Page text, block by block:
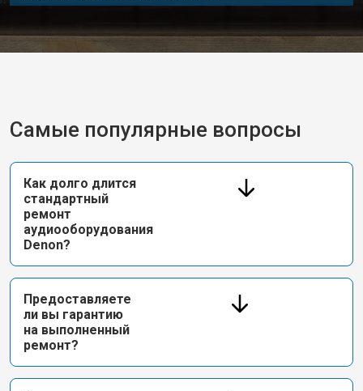
Самые популярные вопросы
Как долго длится
стандартный
ремонт
аудиооборудования
Denon?
Предоставляете
ли вы гарантию
на выполненный
ремонт?